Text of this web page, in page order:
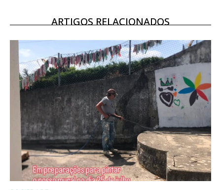
16€
12 meses
Acesso ao conteúdo online
Acesso aos conteúdos Exclusivos para
assinantes
Ofertas para assinatura anual
Escolha o plano
ARTIGOS RELACIONADOS